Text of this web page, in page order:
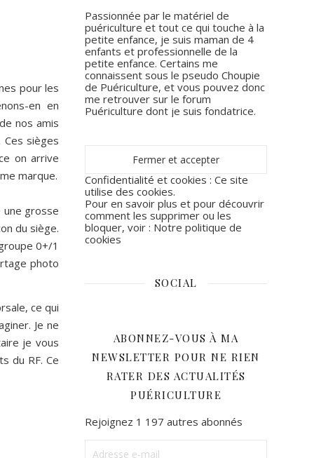
pour les
en en
nos amis
sièges
on arrive
marque.
une grosse
du siège.
0+/1
photo
ce qui
Je ne
je vous
du RF. Ce
Passionnée par le matériel de
puériculture et tout ce qui touche à la
petite enfance, je suis maman de 4
enfants et professionnelle de la
petite enfance. Certains me
connaissent sous le pseudo Choupie
de Puériculture, et vous pouvez donc
me retrouver sur le forum
Puériculture dont je suis fondatrice.
Confidentialité et cookies : Ce site
utilise des cookies.
Pour en savoir plus et pour découvrir
comment les supprimer ou les
bloquer, voir : Notre politique de
cookies
SOCIAL
ABONNEZ-VOUS À MA
NEWSLETTER POUR NE RIEN
RATER DES ACTUALITÉS
PUÉRICULTURE
Rejoignez 1 197 autres abonnés
Adresse